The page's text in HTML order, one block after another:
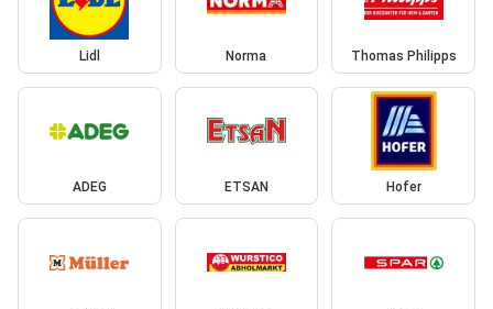
Lidl Norma Thomas Philipps
ADEG ETSAN Hofer